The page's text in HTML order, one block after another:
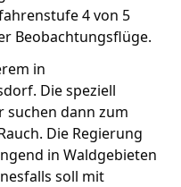
4 von 5
Beobachtungsflüge.
in
Die speziell
suchen dann zum
Die Regierung
in Waldgebieten
soll mit